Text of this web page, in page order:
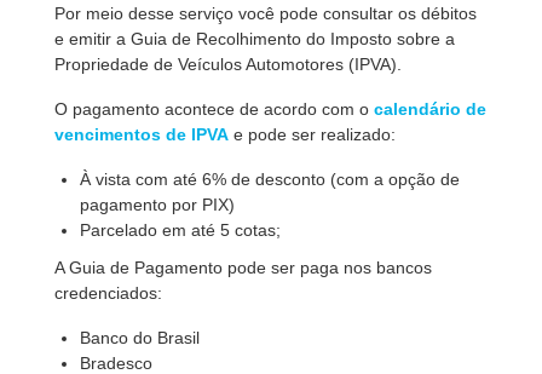
Por meio desse serviço você pode consultar os débitos
e emitir a Guia de Recolhimento do Imposto sobre a
Propriedade de Veículos Automotores (IPVA).
O pagamento acontece de acordo com o calendário de
vencimentos de IPVA e pode ser realizado:
À vista com até 6% de desconto (com a opção de
pagamento por PIX)
Parcelado em até 5 cotas;
A Guia de Pagamento pode ser paga nos bancos
credenciados:
Banco do Brasil
Bradesco